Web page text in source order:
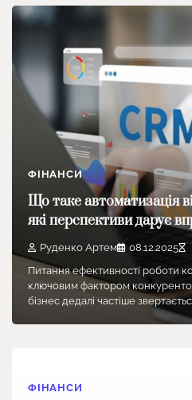
ФІНАНСИ
Що таке автоматизація
які перспективи дарує
Руденко Артем 08.12.2025
Питання ефективності роботи
ключовим фактором
бізнес дедалі частіше
ФІНАНСИ